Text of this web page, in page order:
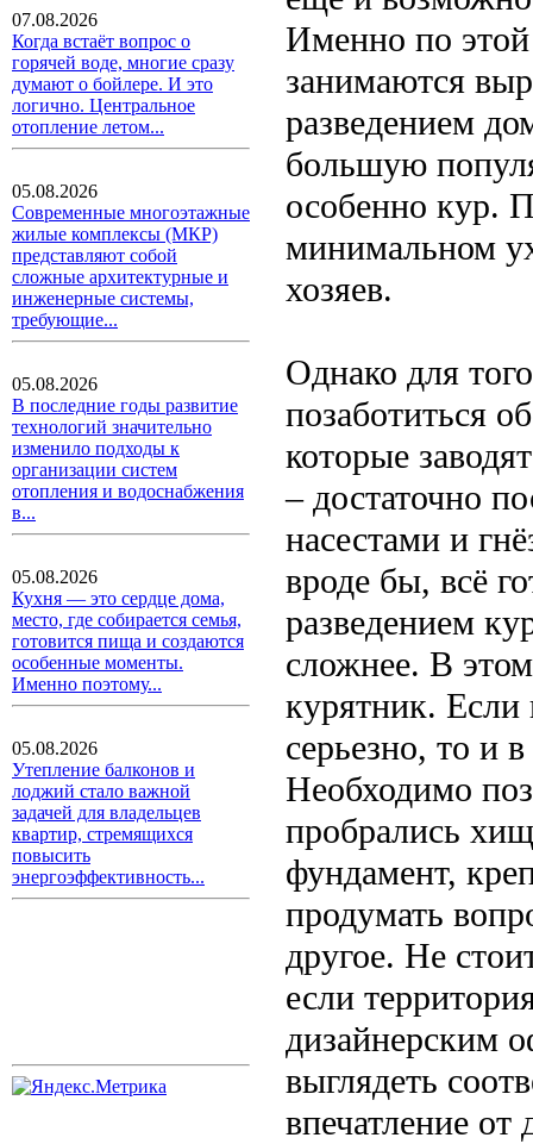
07.08.2026
Когда встаёт вопрос о
горячей воде, многие сразу
думают о бойлере. И это
логично. Центральное
отопление летом...
05.08.2026
Современные многоэтажные
жилые комплексы (МКР)
представляют собой
сложные архитектурные и
инженерные системы,
требующие...
05.08.2026
В последние годы развитие
технологий значительно
изменило подходы к
организации систем
отопления и водоснабжения
в...
05.08.2026
Кухня — это сердце дома,
место, где собирается семья,
готовится пища и создаются
особенные моменты.
Именно поэтому...
05.08.2026
Утепление балконов и
лоджий стало важной
задачей для владельцев
квартир, стремящихся
повысить
энергоэффективность...
Именно по
занимаются
разведением
большую
особенно кур.
минимальном
хозяев.
Однако для
позаботиться
которые
– достаточно
насестами и
вроде бы, всё
разведением
сложнее. В
курятник. Если
серьезно, то и
Необходимо
пробрались
фундамент,
продумать
другое. Не
если
дизайнерским
выглядеть
впечатление от